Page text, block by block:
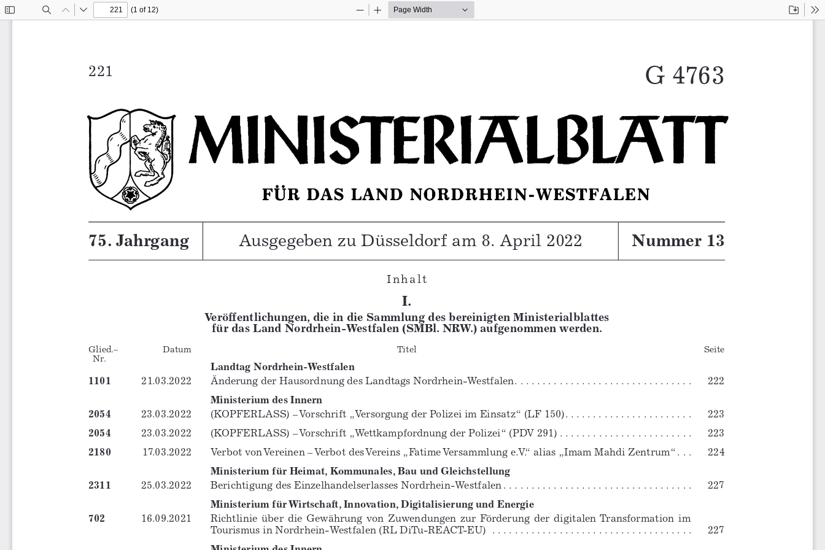
Previous
Next
(1 of 12)
Zoom
Zoom
221
G 4763221
I n h a l t
I.
Veröffentlichungen, die in die Sammlung des bereinigten Ministerialblattes
für das Land Nordrhein-Westfalen (SMBl. NRW.) aufgenommen werden.
Glied.– Datum Titel
Seite
  Nr.
Landtag Nordrhein-Westfalen
1101
21.03.2022 Änderung der Hausordnung des Landtags Nordrhein-Westfalen . . . . . . . . . . . . . . . . . . . . . . . . . . . . . . . .
222
Ministerium des Innern
2054
23.03.2022 (KOPFERLASS) – Vorschrift „Versorgung der Polizei im Einsatz“ (LF 150) . . . . . . . . . . . . . . . . . . . . . . .
223
2054
23.03.2022 (KOPFERLASS) – Vorschrift „Wettkampfordnung der Polizei“ (PDV 291) . . . . . . . . . . . . . . . . . . . . . . . .
223
2180
17.03.2022 Verbot von Vereinen – Verbot des Vereins „Fatime Versammlung e.V.“ alias „Imam Mahdi Zentrum“ . . .
224
Ministerium für Heimat, Kommunales, Bau und Gleichstellung
2311
25.03.2022 Berichtigung des Einzelhandelserlasses Nordrhein-Westfalen . . . . . . . . . . . . . . . . . . . . . . . . . . . . . . . . . .
227
Ministerium für Wirtschaft, Innovation, Digitalisierung und Energie
702
16.09.2021
Richtlinie  über  die  Gewährung  von  Zuwendungen  zur  Förderung  der  digitalen Transformation  im
Tourismus in Nordrhein-Westfalen (RL DiTu-REACT-EU)  . . . . . . . . . . . . . . . . . . . . . . . . . . . . . . . . . . . .
227
75. Jahrgang Ausgegeben zu Düsseldorf am 8. April 2022 Nummer 13